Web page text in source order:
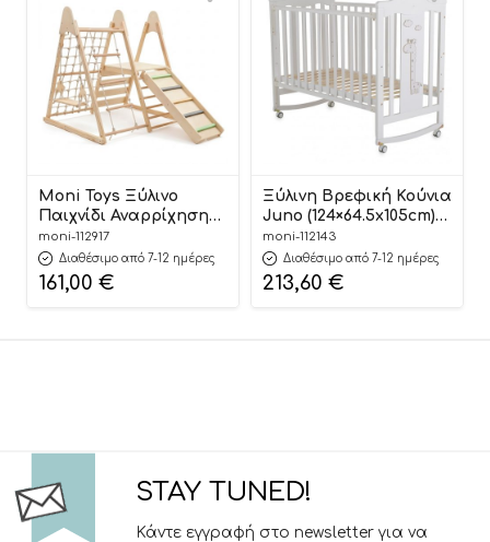
Moni Toys Ξύλινο
Παιχνίδι Αναρρίχησης
Little Gym Children`s
Play Center BPD773
3801005602919
moni-112917
Διαθέσιμο από 7-12 ημέρες
161,00 €
Ξύλινη Βρεφική Κούνια
Juno (124×64.5x105cm)
3801005210305 –
Cangaroo
moni-112143
Διαθέσιμο από 7-12 ημέρες
213,60 €
STAY TUNED!
Κάντε εγγραφή στο newsletter για να